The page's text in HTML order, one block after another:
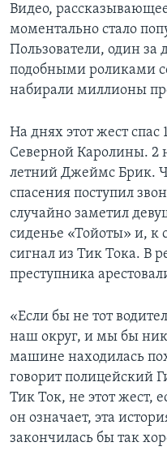
Видео,
моментально стало
Пользователи, один за
подобными роликами
набирали миллионы
На днях этот жест
Северной Каролины. 2
летний Джеймс Брик.
спасения поступил
случайно заметил
сиденье «Тойоты» и, к
сигнал из Тик Тока. В
преступника
«Если бы не тот
наш округ, и мы бы
машине находилась
говорит полицейский
Тик Ток, не этот жест,
он означает, эта
закончилась бы так